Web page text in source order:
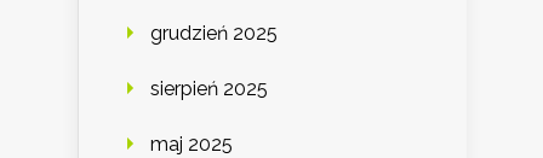
grudzień 2025
sierpień 2025
maj 2025